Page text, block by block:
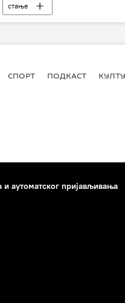
стање
СПОРТ ПОДКАСТ
аутоматског пријављивања